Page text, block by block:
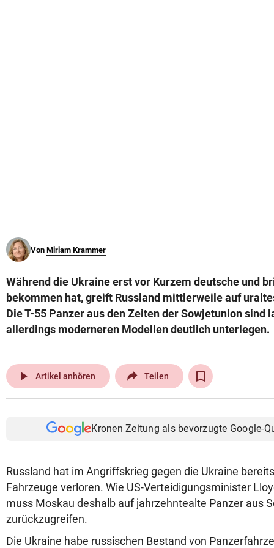
Von Miriam Krammer
Während die Ukraine erst vor Kurzem deutsche und
bekommen hat, greift Russland mittlerweile auf
Die T-55 Panzer aus den Zeiten der Sowjetunion
allerdings moderneren Modellen deutlich unterlegen.
play_arrow Artikel anhören Teilen
Kronen Zeitung als bevorzugte Google-
Russland hat im Angriffskrieg gegen die Ukraine
Fahrzeuge verloren. Wie US-Verteidigungsminister
muss Moskau deshalb auf jahrzehntealte Panzer aus
zurückzugreifen.
Die Ukraine habe russischen Bestand von